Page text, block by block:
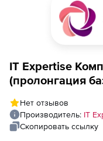
IT Expertise
(пролонгация
WIN)Нет отзывов
Производитель: IT
Скопировать ссылку